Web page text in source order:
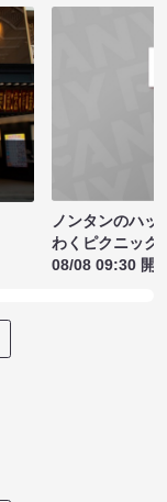
ノンタンのハッ
わくピクニック
08/08 09:30 開